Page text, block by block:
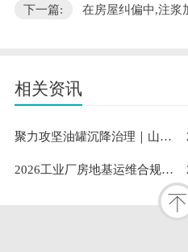
下一篇: 在房屋纠偏中,注浆
相关资讯
聚力攻坚油罐沉降治理｜山东隆达伟业助力中石油通辽油库筑牢安全根基
2026工业厂房地基运维合规指南：专业地坪修复服务商的稳定性测评与选型参考